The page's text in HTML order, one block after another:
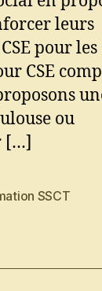
leurs
pour les
CSE
ou
[…]
SSCT